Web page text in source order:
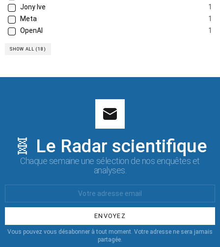
Jony Ive
1
Meta
1
OpenAI
1
SHOW ALL (18)
🧬 Le Radar scientifique
Chaque semaine une sélection de nos enquêtes et
analyses.
:
Vous pouvez vous désabonner à tout moment. Votre adresse ne sera jamais
partagée.